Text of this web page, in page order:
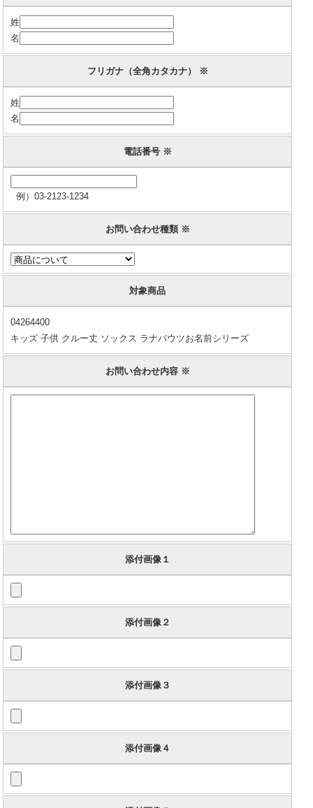
姓
名
フリガナ（全角カタカナ） ※
姓
名
電話番号 ※
例）03-2123-1234
お問い合わせ種類 ※
対象商品
04264400
キッズ 子供 クルー丈 ソックス ラナバウツお名前シリーズ
お問い合わせ内容 ※
添付画像１
添付画像２
添付画像３
添付画像４